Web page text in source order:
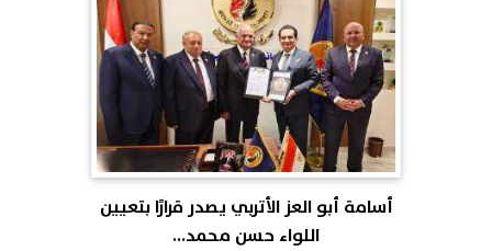
أسامة أبو العز الأتربي يصدر قرارًا بتعيين
اللواء حسن محمد...